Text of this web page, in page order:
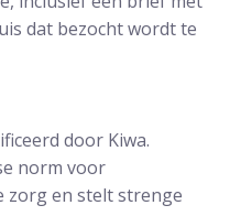
dat bezocht wordt te
door Kiwa.
norm voor
zorg en stelt strenge